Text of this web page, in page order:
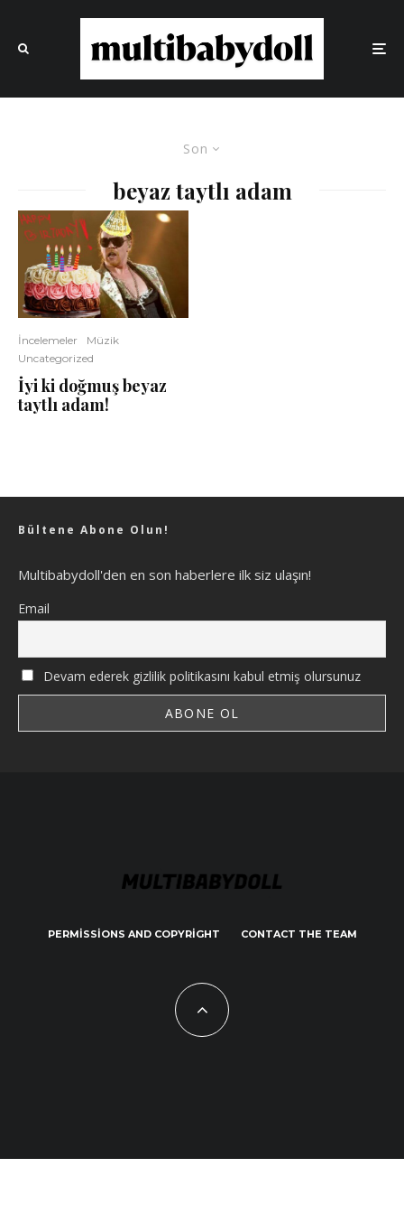
Son
beyaz taytlı adam
İncelemeler
Müzik
Uncategorized
İyi ki doğmuş beyaz
taytlı adam!
Bültene Abone Olun!
Multibabydoll'den en son haberlere ilk siz ulaşın!
Email
Devam ederek gizlilik politikasını kabul etmiş olursunuz
PERMISSIONS AND COPYRIGHT CONTACT THE TEAM